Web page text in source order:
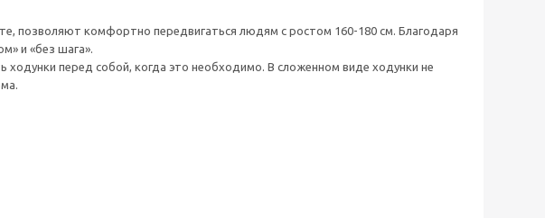
позволяют комфортно передвигаться людям с ростом 160-180 см. Благодаря
и «без шага».
перед собой, когда это необходимо. В сложенном виде ходунки не